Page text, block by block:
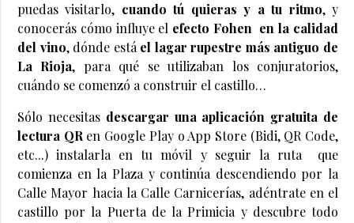
puedas visitarlo, cuando tú quieras y a tu ritmo, y
conocerás cómo influye el efecto Fohen en la calidad
del vino, dónde está el lagar rupestre más antiguo de
La Rioja, para qué se utilizaban los conjuratorios,
cuándo se comenzó a construir el castillo…
Sólo necesitasdescargar una aplicación gratuita de
lectura QR en Google Play o App Store (Bidi, QR Code,
etc...) instalarla en tu móvil y seguir la ruta que
comienza en la Plaza y continúa descendiendo por la
Calle Mayor hacia la Calle Carnicerías, adéntrate en el
castillo por la Puerta de la Primicia y descubre todo